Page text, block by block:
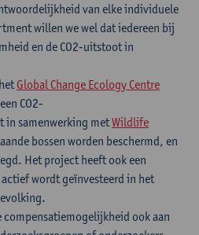
van elke individuele
willen we wel dat iedereen bij
en de CO2-uitstoot in
Global Change Ecology Centre
CO2-
in samenwerking metWildlife
bossen worden beschermd, en
Het project heeft ook een
wordt geïnvesteerd in het
compensatiemogelijkheid ook aan